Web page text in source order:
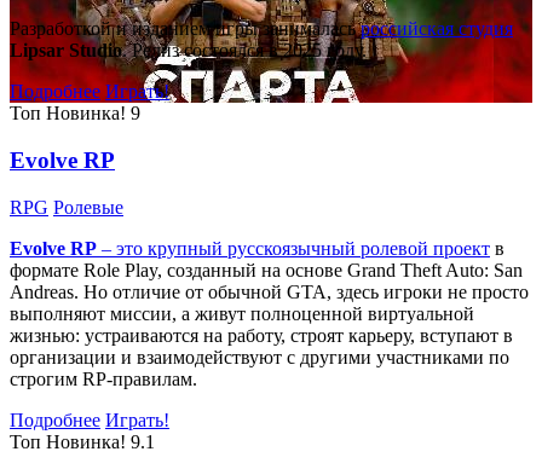
Разработкой и изданием игры занималасьроссийская студия
Lipsar Studio. Релиз состоялся в 2025 году.
Подробнее Играть!
Топ Новинка! 9
Evolve RP
RPG Ролевые
Evolve RP – это крупный русскоязычный ролевой проект в
формате Role Play, созданный на основе Grand Theft Auto: San
Andreas. Но отличие от обычной GTA, здесь игроки не просто
выполняют миссии, а живут полноценной виртуальной
жизнью: устраиваются на работу, строят карьеру, вступают в
организации и взаимодействуют с другими участниками по
строгим RP-правилам.
Подробнее Играть!
Топ Новинка! 9.1